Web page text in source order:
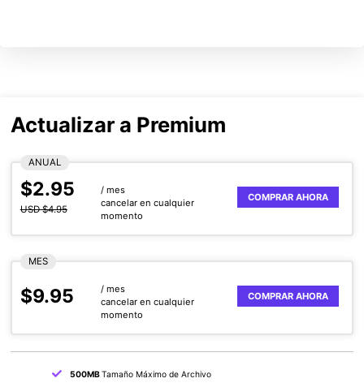
Actualizar a Premium
ANUAL
$2.95
USD $4.95
/ mes
cancelar en cualquier
momento
COMPRAR AHORA
MES
$9.95
/ mes
cancelar en cualquier
momento
COMPRAR AHORA
500MBTamaño Máximo de Archivo